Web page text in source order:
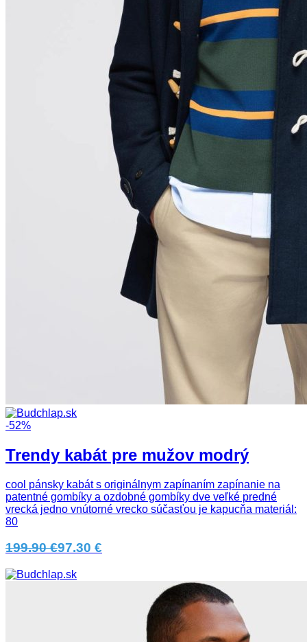
-52%
Trendy kabát pre mužov modrý
cool pánsky kabát s originálnym zapínaním zapínanie na
patentné gombíky a ozdobné gombíky dve veľké predné
vrecká jedno vnútorné vrecko súčasťou je kapucňa materiál:
80
199.90 €97.30 €